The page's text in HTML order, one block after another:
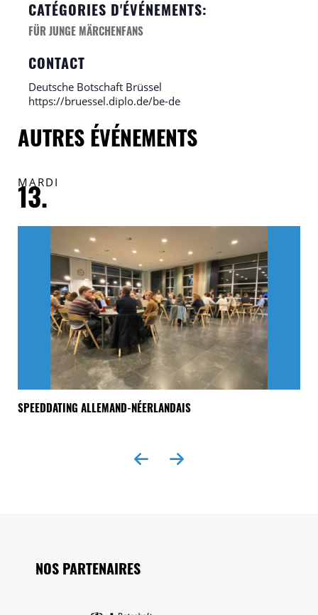
CATÉGORIES D'ÉVÉNEMENTS:
FÜR JUNGE MÄRCHENFANS
CONTACT
Deutsche Botschaft Brüssel
https://bruessel.diplo.de/be-de
AUTRES ÉVÉNEMENTS
MARDI
13.
SPEEDDATING ALLEMAND-NÉERLANDAIS
NOS PARTENAIRES